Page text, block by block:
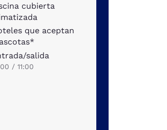
cubierta
que aceptan
salida
/ 11:00